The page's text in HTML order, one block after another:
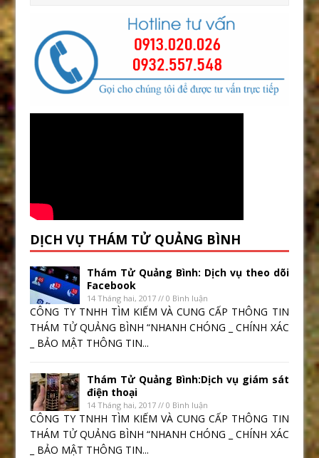
DỊCH VỤ THÁM TỬ QUẢNG BÌNH
Thám Tử Quảng Bình: Dịch vụ theo dõi
Facebook
14 Tháng hai, 2017 // 0 Bình luận
CÔNG TY TNHH TÌM KIẾM VÀ CUNG CẤP THÔNG TIN
THÁM TỬ QUẢNG BÌNH “NHANH CHÓNG _ CHÍNH XÁC
_ BẢO MẬT THÔNG TIN...
Thám Tử Quảng Bình:Dịch vụ giám sát
điện thoại
14 Tháng hai, 2017 // 0 Bình luận
CÔNG TY TNHH TÌM KIẾM VÀ CUNG CẤP THÔNG TIN
THÁM TỬ QUẢNG BÌNH “NHANH CHÓNG _ CHÍNH XÁC
_ BẢO MẬT THÔNG TIN...